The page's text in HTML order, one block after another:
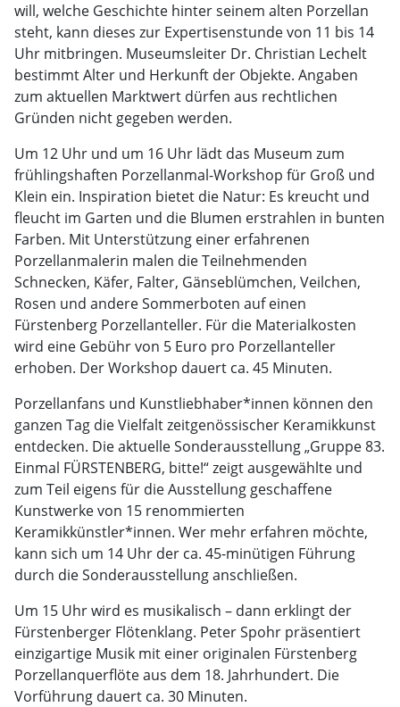
will, welche Geschichte hinter seinem alten Porzellan
steht, kann dieses zur Expertisenstunde von 11 bis 14
Uhr mitbringen. Museumsleiter Dr. Christian Lechelt
bestimmt Alter und Herkunft der Objekte. Angaben
zum aktuellen Marktwert dürfen aus rechtlichen
Gründen nicht gegeben werden.
Um 12 Uhr und um 16 Uhr lädt das Museum zum
frühlingshaften Porzellanmal-Workshop für Groß und
Klein ein. Inspiration bietet die Natur: Es kreucht und
fleucht im Garten und die Blumen erstrahlen in bunten
Farben. Mit Unterstützung einer erfahrenen
Porzellanmalerin malen die Teilnehmenden
Schnecken, Käfer, Falter, Gänseblümchen, Veilchen,
Rosen und andere Sommerboten auf einen
Fürstenberg Porzellanteller. Für die Materialkosten
wird eine Gebühr von 5 Euro pro Porzellanteller
erhoben. Der Workshop dauert ca. 45 Minuten.
Porzellanfans und Kunstliebhaber*innen können den
ganzen Tag die Vielfalt zeitgenössischer Keramikkunst
entdecken. Die aktuelle Sonderausstellung „Gruppe 83.
Einmal FÜRSTENBERG, bitte!“ zeigt ausgewählte und
zum Teil eigens für die Ausstellung geschaffene
Kunstwerke von 15 renommierten
Keramikkünstler*innen. Wer mehr erfahren möchte,
kann sich um 14 Uhr der ca. 45-minütigen Führung
durch die Sonderausstellung anschließen.
Um 15 Uhr wird es musikalisch – dann erklingt der
Fürstenberger Flötenklang. Peter Spohr präsentiert
einzigartige Musik mit einer originalen Fürstenberg
Porzellanquerflöte aus dem 18. Jahrhundert. Die
Vorführung dauert ca. 30 Minuten.